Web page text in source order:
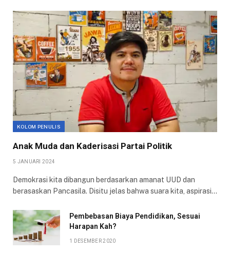
KOLOM PENULIS
Anak Muda dan Kaderisasi Partai Politik
5 JANUARI 2024
Demokrasi kita dibangun berdasarkan amanat UUD dan
berasaskan Pancasila. Disitu jelas bahwa suara kita, aspirasi…
Pembebasan Biaya Pendidikan, Sesuai
Harapan Kah?
1 DESEMBER 2020